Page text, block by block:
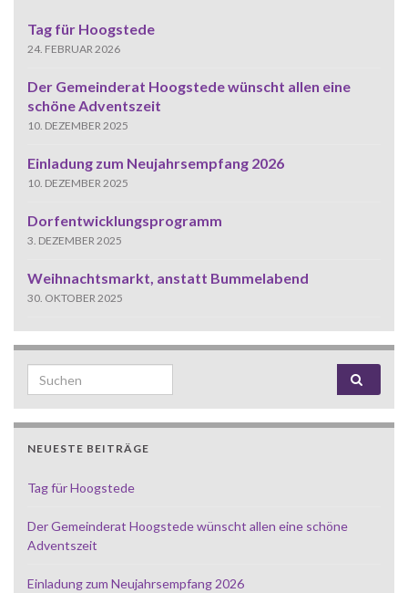
Tag für Hoogstede
24. FEBRUAR 2026
Der Gemeinderat Hoogstede wünscht allen eine
schöne Adventszeit
10. DEZEMBER 2025
Einladung zum Neujahrsempfang 2026
10. DEZEMBER 2025
Dorfentwicklungsprogramm
3. DEZEMBER 2025
Weihnachtsmarkt, anstatt Bummelabend
30. OKTOBER 2025
Search for:
NEUESTE BEITRÄGE
Tag für Hoogstede
Der Gemeinderat Hoogstede wünscht allen eine schöne
Adventszeit
Einladung zum Neujahrsempfang 2026